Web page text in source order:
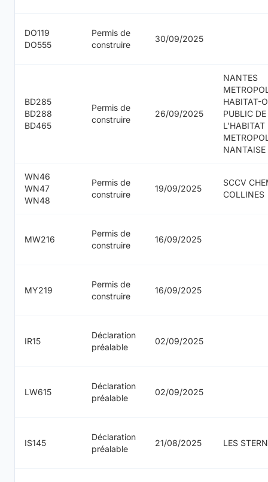
DO119
DO555
Permis de
construire
30/09/2025
BD285
BD288
BD465
Permis de
construire
26/09/2025
NANTES
HABITAT-
PUBLIC DE
L'HABITAT
NANTAISE
WN46
WN47
WN48
Permis de
construire
19/09/2025
SCCV
COLLINES
MW216
Permis de
construire
16/09/2025
MY219
Permis de
construire
16/09/2025
IR15
Déclaration
préalable
02/09/2025
LW615
Déclaration
préalable
02/09/2025
IS145
Déclaration
préalable
21/08/2025 LES